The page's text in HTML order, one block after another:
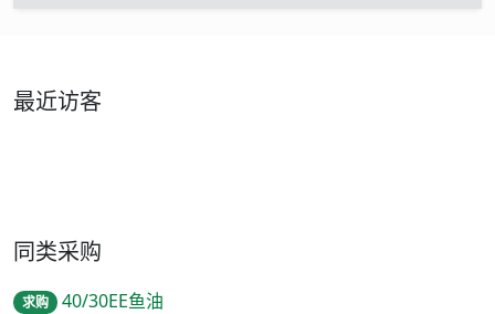
最近访客
同类采购
求购 40/30EE鱼油